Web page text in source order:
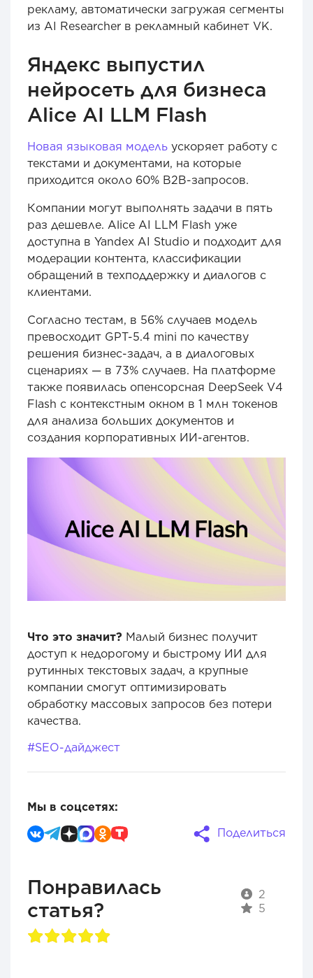
рекламу, автоматически загружая сегменты
из AI Researcher в рекламный кабинет VK.
Яндекс выпустил
нейросеть для бизнеса
Alice AI LLM Flash
Новая языковая модель ускоряет работу с
текстами и документами, на которые
приходится около 60% B2B-запросов.
Компании могут выполнять задачи в пять
раз дешевле. Alice AI LLM Flash уже
доступна в Yandex AI Studio и подходит для
модерации контента, классификации
обращений в техподдержку и диалогов с
клиентами.
Согласно тестам, в 56% случаев модель
превосходит GPT-5.4 mini по качеству
решения бизнес-задач, а в диалоговых
сценариях — в 73% случаев. На платформе
также появилась опенсорсная DeepSeek V4
Flash с контекстным окном в 1 млн токенов
для анализа больших документов и
создания корпоративных ИИ-агентов.
Что это значит? Малый бизнес получит
доступ к недорогому и быстрому ИИ для
рутинных текстовых задач, а крупные
компании смогут оптимизировать
обработку массовых запросов без потери
качества.
#SEO-дайджест
Мы в соцсетях:
Поделиться
Понравилась
статья?
2
5